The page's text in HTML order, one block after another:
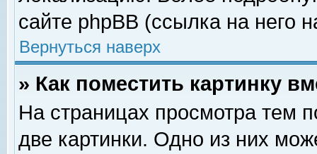
сайте phpBB (ссылка на него
Вернуться наверх
» Как поместить картинку
На страницах просмотра тем
две картинки. Одно из них